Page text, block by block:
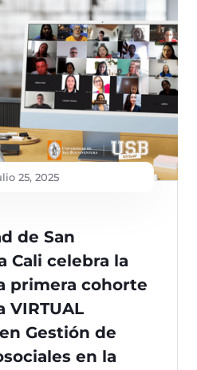
25, 2025
de San
Cali celebra la
primera cohorte
VIRTUAL
Gestión de
en la